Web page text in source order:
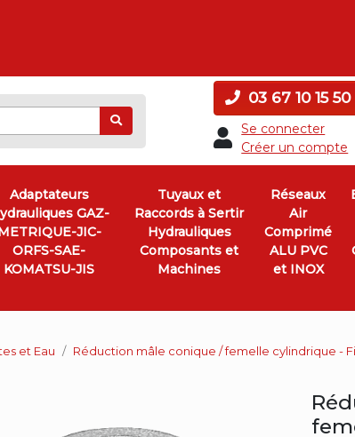
Ok
03 67 10 15 50
Se connecter
Créer un compte
Adaptateurs
GAZ-
JIC-
ORFS-SAE-
KOMATSU-JIS
Tuyaux et
Raccords à Sertir
Hydrauliques
Composants et
Machines
Réseaux
Air
Comprimé
ALU PVC
et INOX
et Eau Réduction mâle conique / femelle cylindrique -